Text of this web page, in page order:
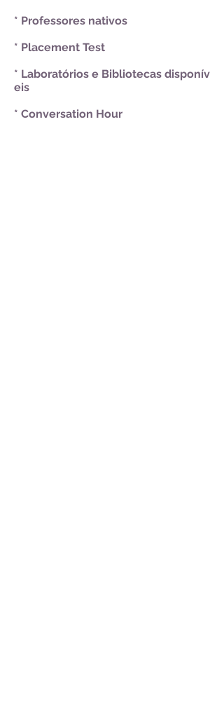
* Professores nativos
* Placement Test
* Laboratórios e Bibliotecas disponív
eis
* Conversation Hour